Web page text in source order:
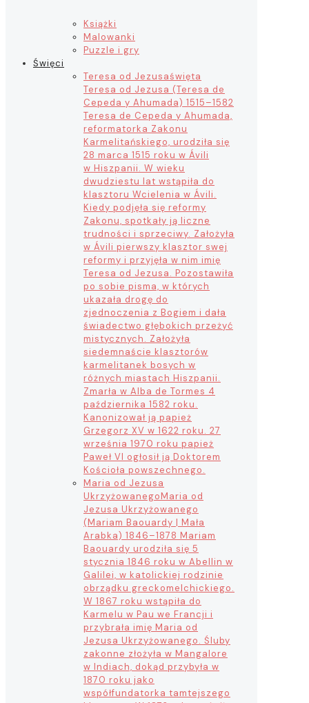
Książki
Malowanki
Puzzle i gry
Święci
Teresa od Jezusaświęta
Teresa od Jezusa (Teresa de
Cepeda y Ahumada) 1515–1582
Teresa de Cepeda y Ahumada,
reformatorka Zakonu
Karmelitańskiego, urodziła się
28 marca 1515 roku w Ávili
w Hiszpanii. W wieku
dwudziestu lat wstąpiła do
klasztoru Wcielenia w Ávili.
Kiedy podjęła się reformy
Zakonu, spotkały ją liczne
trudności i sprzeciwy. Założyła
w Ávili pierwszy klasztor swej
reformy i przyjęła w nim imię
Teresa od Jezusa. Pozostawiła
po sobie pisma, w których
ukazała drogę do
zjednoczenia z Bogiem i dała
świadectwo głębokich przeżyć
mistycznych. Założyła
siedemnaście klasztorów
karmelitanek bosych w
różnych miastach Hiszpanii.
Zmarła w Alba de Tormes 4
października 1582 roku.
Kanonizował ją papież
Grzegorz XV w 1622 roku. 27
września 1970 roku papież
Paweł VI ogłosił ją Doktorem
Kościoła powszechnego.
Maria od Jezusa
UkrzyżowanegoMaria od
Jezusa Ukrzyżowanego
(Mariam Baouardy | Mała
Arabka) 1846–1878 Mariam
Baouardy urodziła się 5
stycznia 1846 roku w Abellin w
Galilei, w katolickiej rodzinie
obrządku greckomelchickiego.
W 1867 roku wstąpiła do
Karmelu w Pau we Francji i
przybrała imię Maria od
Jezusa Ukrzyżowanego. Śluby
zakonne złożyła w Mangalore
w Indiach, dokąd przybyła w
1870 roku jako
współfundatorka tamtejszego